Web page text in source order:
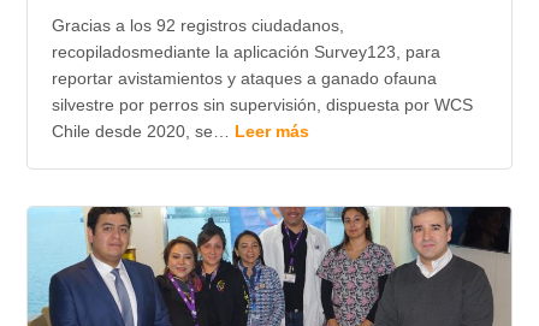
Gracias a los 92 registros ciudadanos,
recopiladosmediante la aplicación Survey123, para
reportar avistamientos y ataques a ganado ofauna
silvestre por perros sin supervisión, dispuesta por WCS
Chile desde 2020, se… Leer más